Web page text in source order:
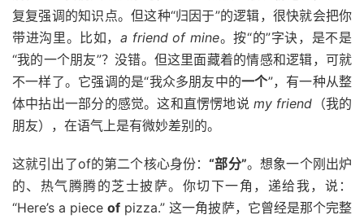
复复强调的知识点。但这种“归因于”的逻辑，很快就会把你
带进沟里。比如，a friend of mine。按“的”字诀，是不是
“我的一个朋友”？没错。但这里面藏着的情感和逻辑，可就
不一样了。它强调的是“我众多朋友中的一个”，有一种从整
体中拈出一部分的感觉。这和直愣愣地说my friend （我的
朋友），在语气上是有微妙差别的。
这就引出了of的第二个核心身份：“部分”。想象一个刚出炉
的、热气腾腾的芝士披萨。你切下一角，递给我，说：
“Here’s a pieceof pizza.” 这一角披萨，它曾经是那个完整